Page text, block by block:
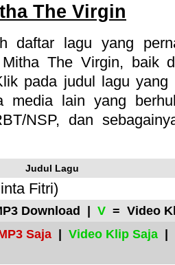
The Virgin
daftar lagu yang
The Virgin, baik
pada judul lagu yang
media lain yang
NSP, dan
Judul Lagu
Fitri)
Download | V = Video
Saja | Video Klip Saja |